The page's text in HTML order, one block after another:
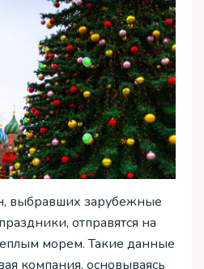
выбравших зарубежные
отправятся на
морем. Такие данные
компания, основываясь